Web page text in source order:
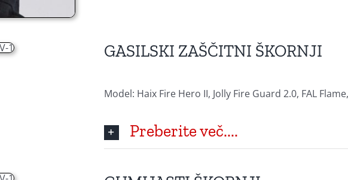
GASILSKI ZAŠČITNI ŠKORNJI
Model: Haix Fire Hero II, Jolly Fire Guard 2.0, FAL
Preberite več....